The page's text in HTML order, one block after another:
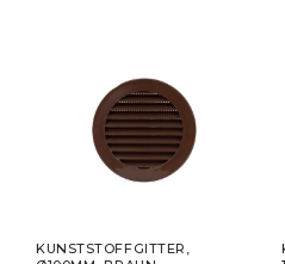
KUNSTSTOFFGITTER,